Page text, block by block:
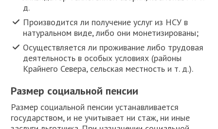
д.
Производится ли получение услуг из НСУ в
натуральном виде, либо они монетизированы;
Осуществляется ли проживание либо трудовая
деятельность в особых условиях (районы
Крайнего Севера, сельская местность и т. д.).
Размер социальной пенсии
Размер социальной пенсии устанавливается
государством, и не учитывает ни стаж, ни иные